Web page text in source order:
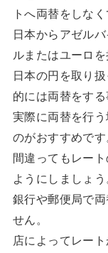
トへ両替をしな
日本からアゼル
ルまたはユーロ
日本の円を取り
的には両替をす
実際に両替を行
のがおすすめです
間違ってもレー
ようにしましょう
銀行や郵便局で
せん。
店によってレー